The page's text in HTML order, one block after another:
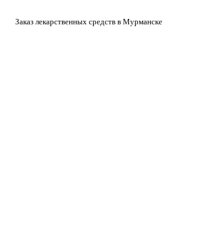
Заказ лекарственных средств в Мурманске